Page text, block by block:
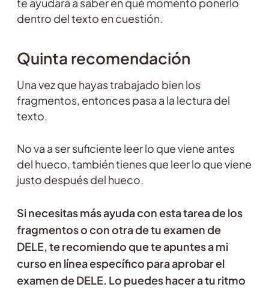
dentro del texto en cuestión.
Quinta recomendación
Una vez que hayas trabajado bien los
fragmentos, entonces pasa a la lectura del
texto.
No va a ser suficiente leer lo que viene antes
del hueco, también tienes que leer lo que viene
justo después del hueco.
Si necesitas más ayuda con esta tarea de los
fragmentos o con otra de tu examen de
DELE, te recomiendo que te apuntes a mi
curso en línea específico para aprobar el
examen de DELE. Lo puedes hacer a tu ritmo